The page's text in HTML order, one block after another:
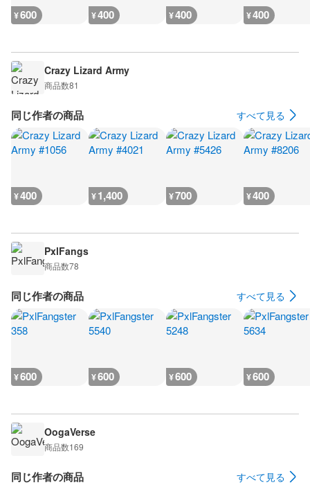
¥600 ¥400 ¥400 ¥400
Crazy Lizard Army
商品数81
同じ作者の商品 すべて見る
¥400 ¥1,400 ¥700 ¥400
PxlFangs
商品数78
同じ作者の商品 すべて見る
¥600 ¥600 ¥600 ¥600
OogaVerse
商品数169
同じ作者の商品 すべて見る